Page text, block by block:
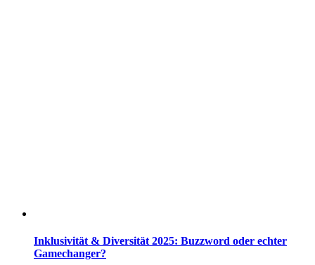
Inklusivität & Diversität 2025: Buzzword oder echter
Gamechanger?